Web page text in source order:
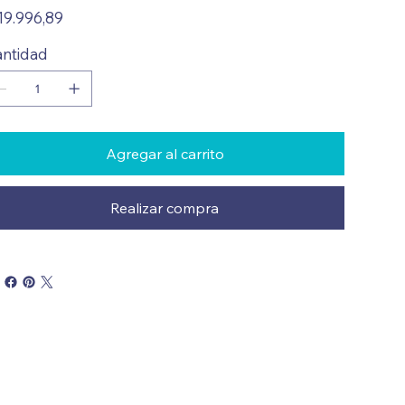
Agregar al carrito
Realizar compra